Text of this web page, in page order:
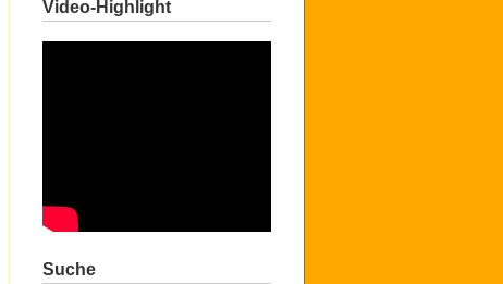
Video-Highlight
Suche